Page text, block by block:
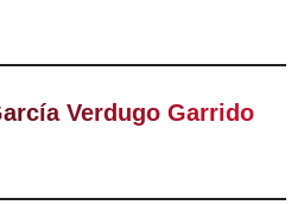
Verdugo Garrido